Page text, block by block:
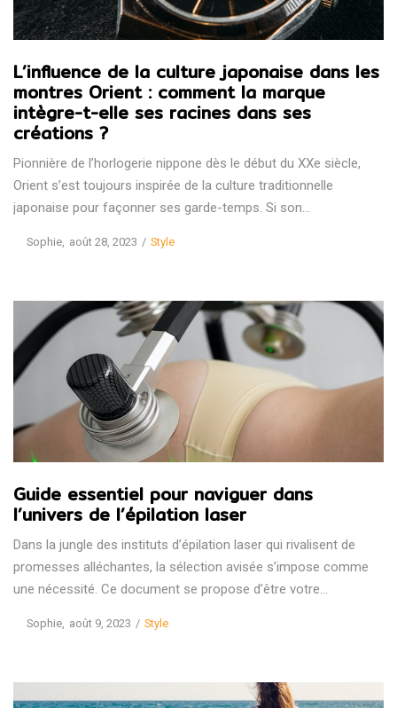
L’influence de la culture japonaise dans les
montres Orient : comment la marque
intègre-t-elle ses racines dans ses
créations ?
Pionnière de l’horlogerie nippone dès le début du XXe siècle,
Orient s’est toujours inspirée de la culture traditionnelle
japonaise pour façonner ses garde-temps. Si son…
bySophie Posted
août 28, 2023
Posted
Style
Guide essentiel pour naviguer dans
l’univers de l’épilation laser
Dans la jungle des instituts d’épilation laser qui rivalisent de
promesses alléchantes, la sélection avisée s’impose comme
une nécessité. Ce document se propose d’être votre…
bySophie Posted
août 9, 2023
Posted
Style